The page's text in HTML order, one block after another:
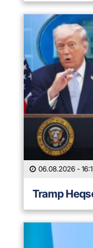
06.08.2026 -
Tramp